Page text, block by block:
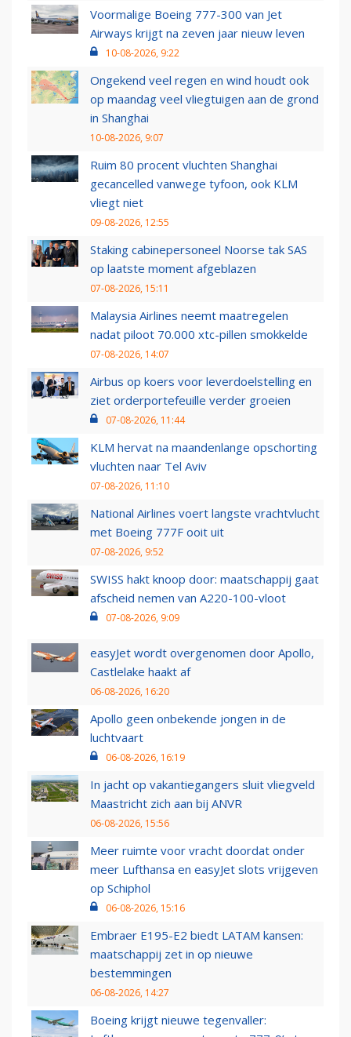
Voormalige Boeing 777-300 van Jet
Airways krijgt na zeven jaar nieuw leven
10-08-2026, 9:22
Ongekend veel regen en wind houdt ook
op maandag veel vliegtuigen aan de grond
in Shanghai
10-08-2026, 9:07
Ruim 80 procent vluchten Shanghai
gecancelled vanwege tyfoon, ook KLM
vliegt niet
09-08-2026, 12:55
Staking cabinepersoneel Noorse tak SAS
op laatste moment afgeblazen
07-08-2026, 15:11
Malaysia Airlines neemt maatregelen
nadat piloot 70.000 xtc-pillen smokkelde
07-08-2026, 14:07
Airbus op koers voor leverdoelstelling en
ziet orderportefeuille verder groeien
07-08-2026, 11:44
KLM hervat na maandenlange opschorting
vluchten naar Tel Aviv
07-08-2026, 11:10
National Airlines voert langste vrachtvlucht
met Boeing 777F ooit uit
07-08-2026, 9:52
SWISS hakt knoop door: maatschappij gaat
afscheid nemen van A220-100-vloot
07-08-2026, 9:09
easyJet wordt overgenomen door Apollo,
Castlelake haakt af
06-08-2026, 16:20
Apollo geen onbekende jongen in de
luchtvaart
06-08-2026, 16:19
In jacht op vakantiegangers sluit vliegveld
Maastricht zich aan bij ANVR
06-08-2026, 15:56
Meer ruimte voor vracht doordat onder
meer Lufthansa en easyJet slots vrijgeven
op Schiphol
06-08-2026, 15:16
Embraer E195-E2 biedt LATAM kansen:
maatschappij zet in op nieuwe
bestemmingen
06-08-2026, 14:27
Boeing krijgt nieuwe tegenvaller: